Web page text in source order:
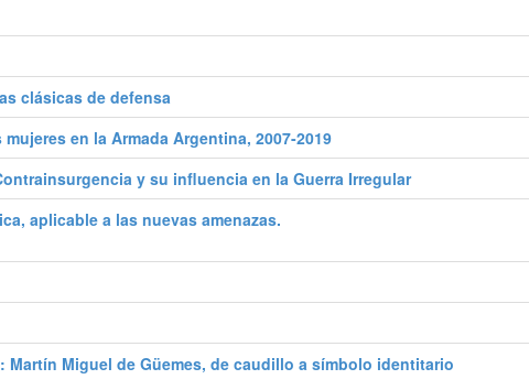
clásicas de defensa
en la Armada Argentina, 2007-2019
y su influencia en la Guerra Irregular
aplicable a las nuevas amenazas.
Miguel de Güemes, de caudillo a símbolo identitario